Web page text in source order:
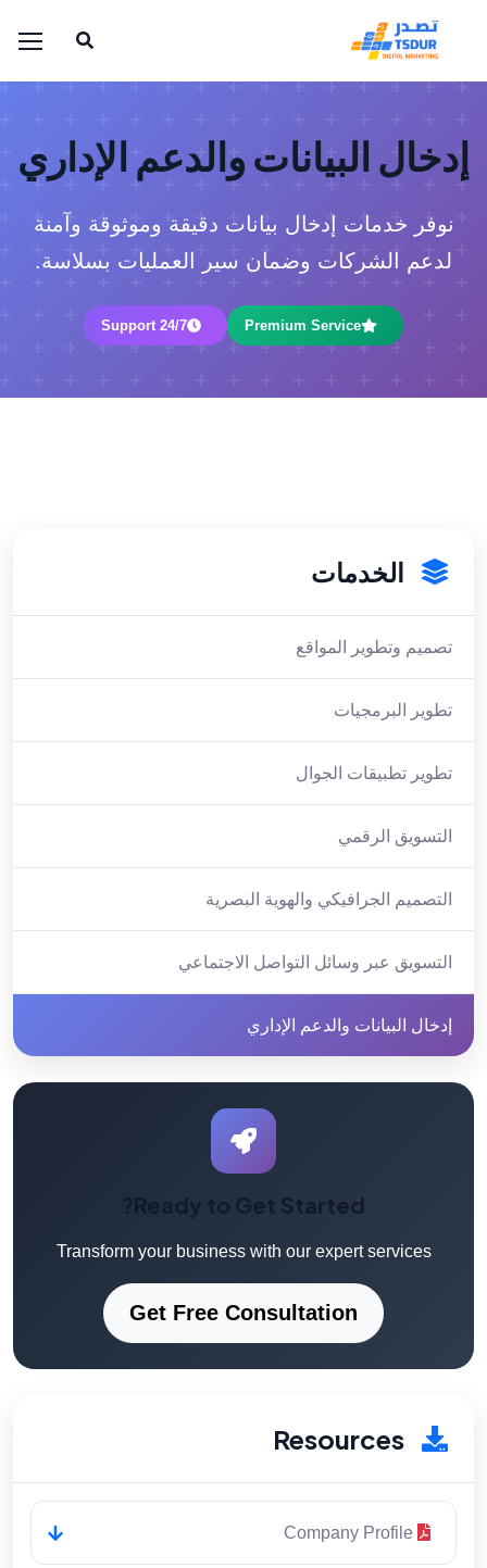
إدخال البيانات والدعم الإداري
نوفر خدمات إدخال بيانات دقيقة وموثوقة وآمنة
لدعم الشركات وضمان سير العمليات بسلاسة.
Premium Service
24/7 Support
الخدمات
تصميم وتطوير المواقع
تطوير البرمجيات
تطوير تطبيقات الجوال
التسويق الرقمي
التصميم الجرافيكي والهوية البصرية
التسويق عبر وسائل التواصل الاجتماعي
إدخال البيانات والدعم الإداري
Ready to Get Started?
Transform your business with our expert services
Get Free Consultation
Resources